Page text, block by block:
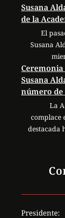
Susana
de la
El
Susana
Susana
número de
La
complace
destacada
Presidente: